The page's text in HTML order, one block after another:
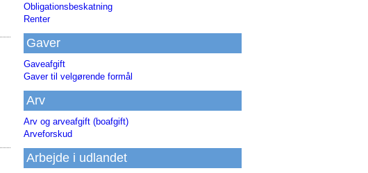
Obligationsbeskatning
Renter
Gaver
Gaveafgift
Gaver til velgørende formål
Arv
Arv og arveafgift (boafgift)
Arveforskud
Arbejde i udlandet